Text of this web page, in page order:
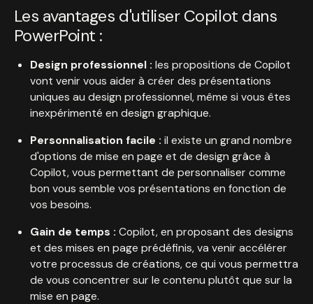
Les avantages d'utiliser Copilot dans
PowerPoint :
Design professionnel : les propositions de Copilot
vont venir vous aider à créer des présentations
uniques au design professionnel, même si vous êtes
inexpérimenté en design graphique.
Personnalisation facile : il existe un grand nombre
d'options de mise en page et de design grâce à
Copilot, vous permettant de personnaliser comme
bon vous semble vos présentations en fonction de
vos besoins.
Gain de temps : Copilot, en proposant des designs
et des mises en page prédéfinis, va venir accélérer
votre processus de créations, ce qui vous permettra
de vous concentrer sur le contenu plutôt que sur la
mise en page.